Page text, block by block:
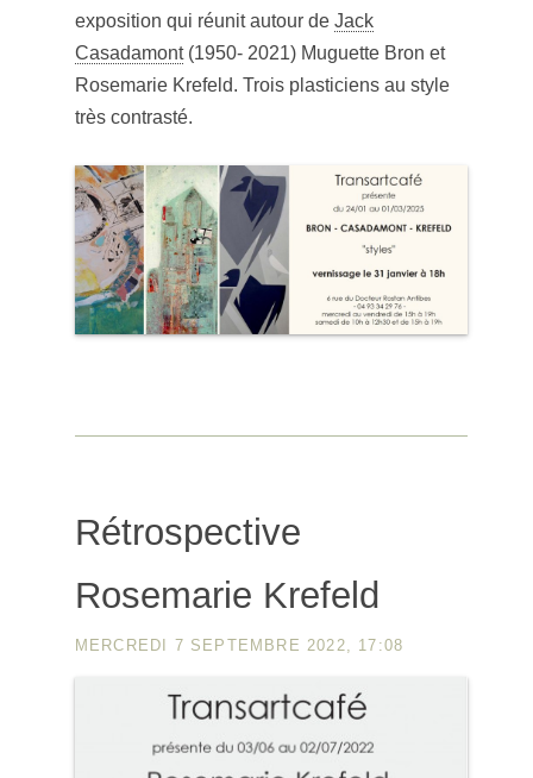
exposition qui réunit autour de Jack
Casadamont(1950- 2021) Muguette Bron et
Rosemarie Krefeld. Trois plasticiens au style
très contrasté.
Rétrospective
Rosemarie Krefeld
MERCREDI 7 SEPTEMBRE 2022, 17:08